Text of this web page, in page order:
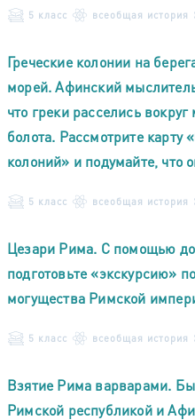
5 класс всеобщая история
Греческие колонии на
морей. Афинский
что греки расселись
болота. Рассмотрите карту
колоний» и подумайте, что
5 класс всеобщая история
Цезари Рима. С помощью
подготовьте «экскурсию»
могущества Римской
5 класс всеобщая история
Взятие Рима варварами.
Римской республикой и